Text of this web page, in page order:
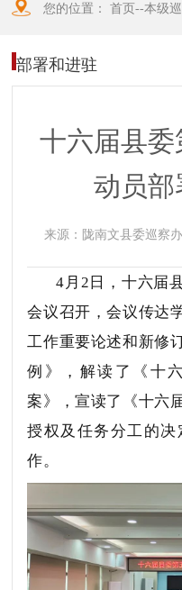
您的位置：首页--本级
部署和进驻
十六届县
动员部
来源： 陇南文县委巡察办
4月2日，十六届
会议召开，会议传达
工作重要论述和新修
例》，解读了《十
案》，宣读了《十六
授权及任务分工的
作。